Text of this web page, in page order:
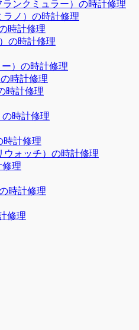
ンクミュラー）の時計修理
ラノ）の時計修理
時計修理
の時計修理
）の時計修理
時計修理
時計修理
時計修理
時計修理
ウォッチ）の時計修理
修理
時計修理
修理